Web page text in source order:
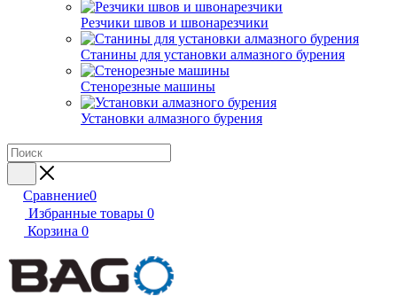
Резчики швов и швонарезчики
Станины для установки алмазного бурения
Стенорезные машины
Установки алмазного бурения
Сравнение0
Избранные товары 0
Корзина 0